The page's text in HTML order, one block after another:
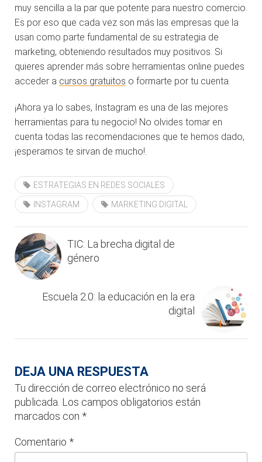
muy sencilla a la par que potente para nuestro comercio.
Es por eso que cada vez son más las empresas que la
usan como parte fundamental de su estrategia de
marketing, obteniendo resultados muy positivos. Si
quieres aprender más sobre herramientas online puedes
acceder a cursos gratuitos o formarte por tu cuenta.
¡Ahora ya lo sabes, Instagram es una de las mejores
herramientas para tu negocio! No olvides tomar en
cuenta todas las recomendaciones que te hemos dado,
¡esperamos te sirvan de mucho!.
ESTRATEGIAS EN REDES SOCIALES
INSTAGRAM MARKETING DIGITAL
TIC: La brecha digital de
género
Escuela 2.0: la educación en la era
digital
DEJA UNA RESPUESTA
Tu dirección de correo electrónico no será
publicada. Los campos obligatorios están
marcados con *
Comentario *